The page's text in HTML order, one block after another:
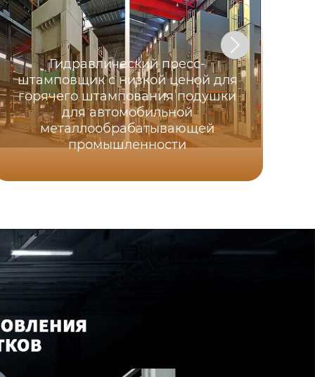
Гидравлический пресс-
штамповщик с низкой ценой для
горячего штампования подушки
для автомобильной
металлообрабатывающей
промышленности